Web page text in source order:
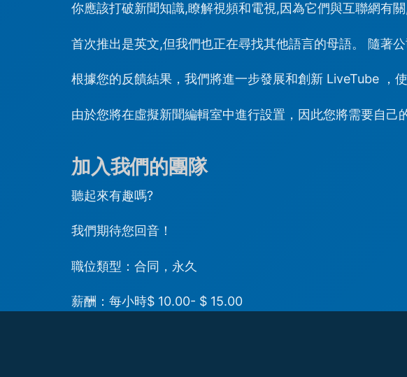
你應該打破新聞知識,瞭解視頻和電視,因為它們與互聯網有
首次推出是英文,但我們也正在尋找其他語言的母語。 隨著
根據您的反饋結果，我們將進一步發展和創新 LiveTube ，
由於您將在虛擬新聞編輯室中進行設置，因此您將需要自己
加入我們的團隊
聽起來有趣嗎?
我們期待您回音！
職位類型：合同，永久
薪酬：每小時$ 10.00- $ 15.00